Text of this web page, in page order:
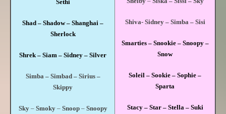
Sethi
Shad – Shadow – Shanghai –
Sherlock
Shrek – Siam – Sidney – Silver
Simba – Simbad – Sirius –
Skippy
Sky– Smoky– Snoop– Snoopy
Shiva- Sidney – Simba – Sisi
Smarties – Snookie – Snoopy –
Snow
Soleil – Sookie – Sophie –
Sparta
Stacy – Star – Stella – Suki